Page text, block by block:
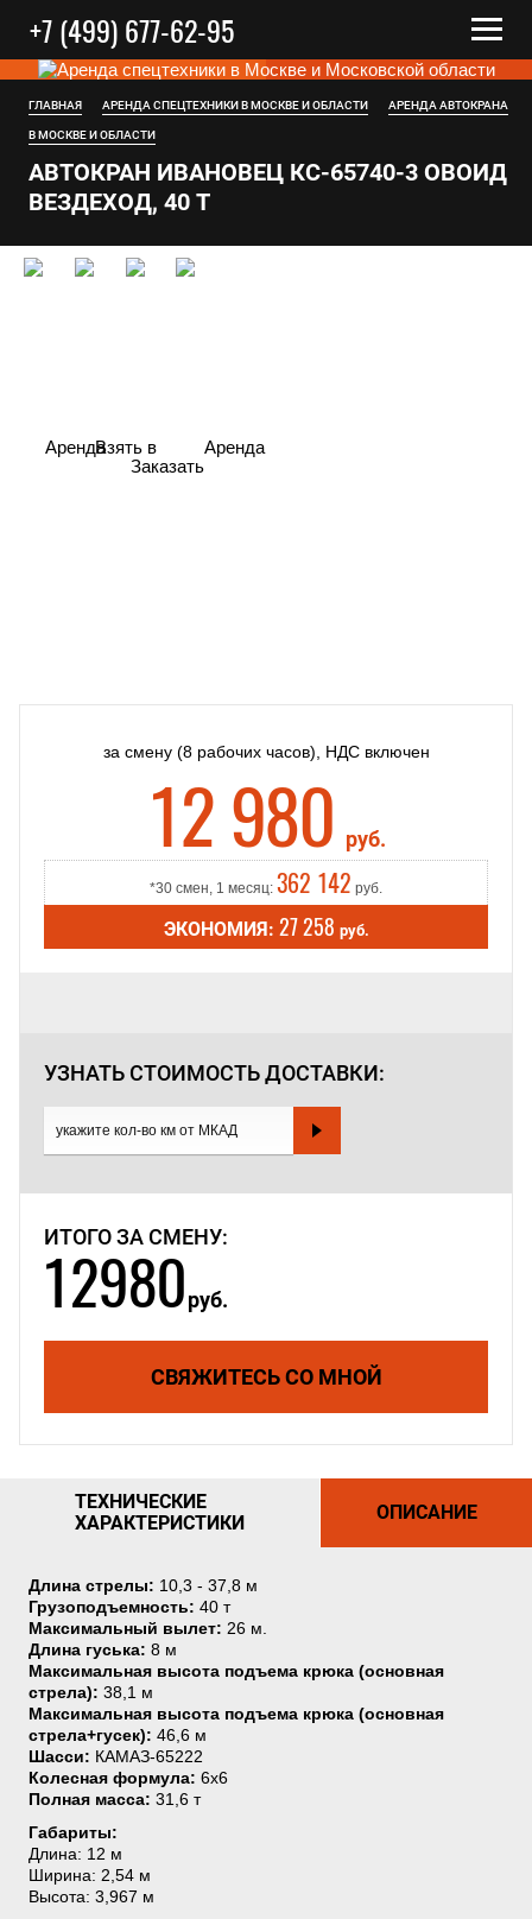
+7 (499) 677-62-95
ГЛАВНАЯ АРЕНДА СПЕЦТЕХНИКИ В МОСКВЕ И ОБЛАСТИ АРЕНДА АВТОКРАНА
В МОСКВЕ И ОБЛАСТИ
АВТОКРАН ИВАНОВЕЦ КС-65740-3 ОВОИД
ВЕЗДЕХОД, 40 Т
12 980руб.
за смену (8 рабочих часов), НДС включен
*30 смен, 1 месяц: 362 142 руб.
ЭКОНОМИЯ: 27 258 руб.
УЗНАТЬ СТОИМОСТЬДОСТАВКИ:
ИТОГО ЗА СМЕНУ:
12980руб.
СВЯЖИТЕСЬ СО МНОЙ
ТЕХНИЧЕСКИЕ
ХАРАКТЕРИСТИКИ
ОПИСАНИЕ
Длина стрелы: 10,3 - 37,8 м
Грузоподъемность: 40 т
Максимальный вылет: 26 м.
Длина гуська: 8 м
Максимальная высота подъема крюка (основная
стрела): 38,1 м
Максимальная высота подъема крюка (основная
стрела+гусек): 46,6 м
Шасси: КАМАЗ-65222
Колесная формула: 6х6
Полная масса: 31,6 т
Габариты:
Длина: 12 м
Ширина: 2,54 м
Высота: 3,967 м